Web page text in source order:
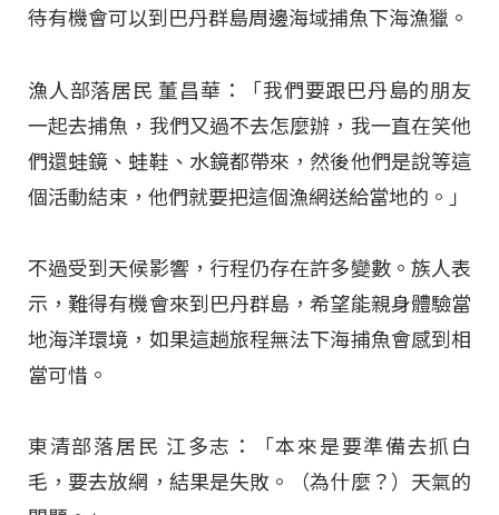
待有機會可以到巴丹群島周邊海域捕魚下海漁獵。
漁人部落居民 董昌華：「我們要跟巴丹島的朋友
一起去捕魚，我們又過不去怎麼辦，我一直在笑他
們還蛙鏡、蛙鞋、水鏡都帶來，然後他們是說等這
個活動結束，他們就要把這個漁網送給當地的。」
不過受到天候影響，行程仍存在許多變數。族人表
示，難得有機會來到巴丹群島，希望能親身體驗當
地海洋環境，如果這趟旅程無法下海捕魚會感到相
當可惜 。
東清部落居民 江多志：「本來是要準備去抓白
毛，要去放網，結果是失敗。（為什麼？）天氣的